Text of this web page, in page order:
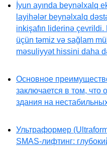
İyun ayında beynəlxalq
layihələr beynəlxalq
inkişafın liderinə
üçün təmiz və sağlam
məsuliyyət hissini daha
Основное
заключается в том, что
здания на
Ультраформер
SMAS-лифтинг: